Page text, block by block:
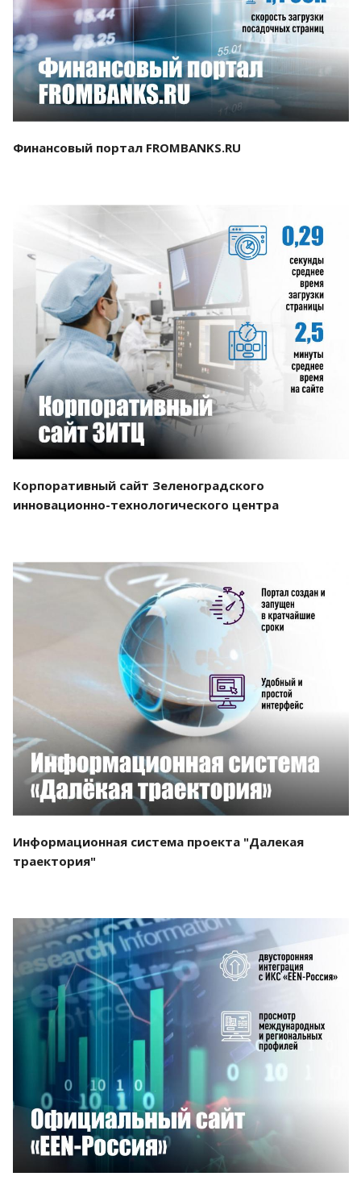
Смотреть проект
Финансовый портал FROMBANKS.RU
Смотреть проект
Корпоративный сайт Зеленоградского
инновационно-технологического центра
Смотреть проект
Информационная система проекта "Далекая
траектория"
Смотреть проект